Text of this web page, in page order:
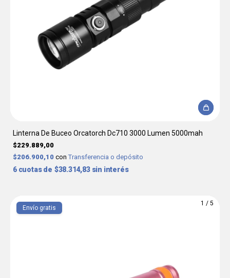
Linterna De Buceo Orcatorch Dc710 3000 Lumen 5000mah
$229.889,00
$206.900,10 con Transferencia o depósito
6 $38.314,83 sin interés
1 / 5
Envío gratis